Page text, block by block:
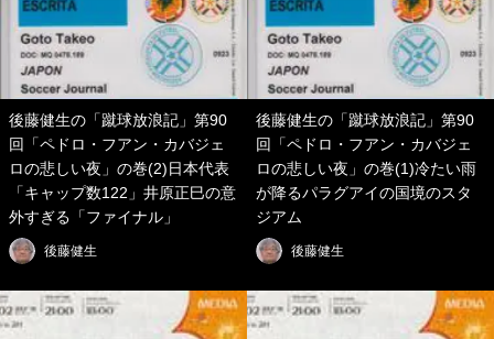
後藤健生の「蹴球放浪記」第90
回「ペドロ・フアン・カバジェ
ロの悲しい夜」の巻(2)日本代表
「キャップ数122」井原正巳の意
外すぎる「ファイナル」
後藤健生
後藤健生の「蹴球放浪記」第90
回「ペドロ・フアン・カバジェ
ロの悲しい夜」の巻(1)冷たい雨
が降るパラグアイの国境のスタ
ジアム
後藤健生